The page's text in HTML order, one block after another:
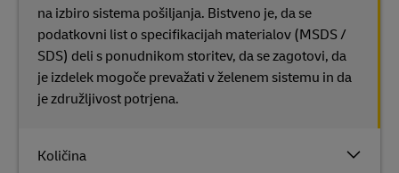
Količina
na izbiro sistema pošiljanja. Bistveno je, da se
podatkovni list o specifikacijah materialov (MSDS /
SDS) deli s ponudnikom storitev, da se zagotovi, da
je izdelek mogoče prevažati v želenem sistemu in da
je združljivost potrjena.